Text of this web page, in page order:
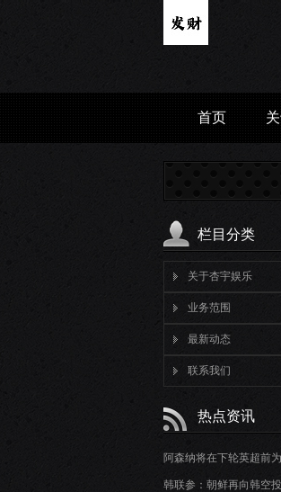
首页
阿森
栏目分类
关于杏宇娱乐
业务范围
最新动态
联系我们
热点资讯
阿森纳将在下轮英超前
韩联参：朝鲜再向韩空